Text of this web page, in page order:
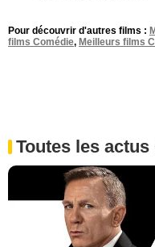
Pour découvrir d'autres films :
films Comédie, Meilleurs films
Toutes les actus